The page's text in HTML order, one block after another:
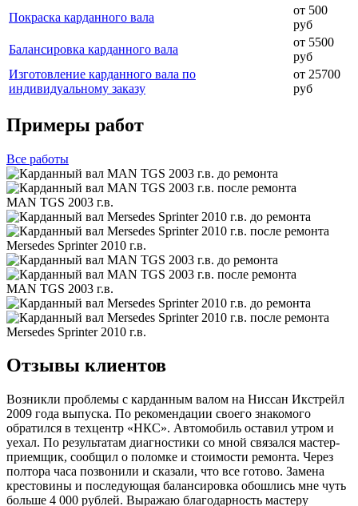
Покраска карданного вала
от 500
руб
Балансировка карданного вала
от 5500
руб
Изготовление карданного вала по
индивидуальному заказу
от 25700
руб
Примеры работ
Все работы
MAN TGS 2003 г.в.
Mersedes Sprinter 2010 г.в.
MAN TGS 2003 г.в.
Mersedes Sprinter 2010 г.в.
Отзывы клиентов
Возникли проблемы с карданным валом на Ниссан Икстрейл
2009 года выпуска. По рекомендации своего знакомого
обратился в техцентр «НКС». Автомобиль оставил утром и
уехал. По результатам диагностики со мной связался мастер-
приемщик, сообщил о поломке и стоимости ремонта. Через
полтора часа позвонили и сказали, что все готово. Замена
крестовины и последующая балансировка обошлись мне чуть
больше 4 000 рублей. Выражаю благодарность мастеру